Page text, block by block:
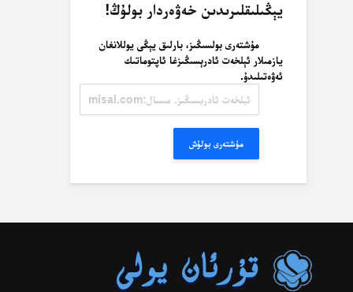
يېڭىلىقلىرىدىن خەۋەردار بولۇڭ!
مۇشتەرى بولسىڭىز، بارلىق يېڭى يوللانغان
يازمىلار ئېلخەت ئادرېسىڭىزغا ئاپتوماتىك
ئەۋەتىلىدۇ.
ئادرېسىڭىز.
مۇشتەرى بولۇش